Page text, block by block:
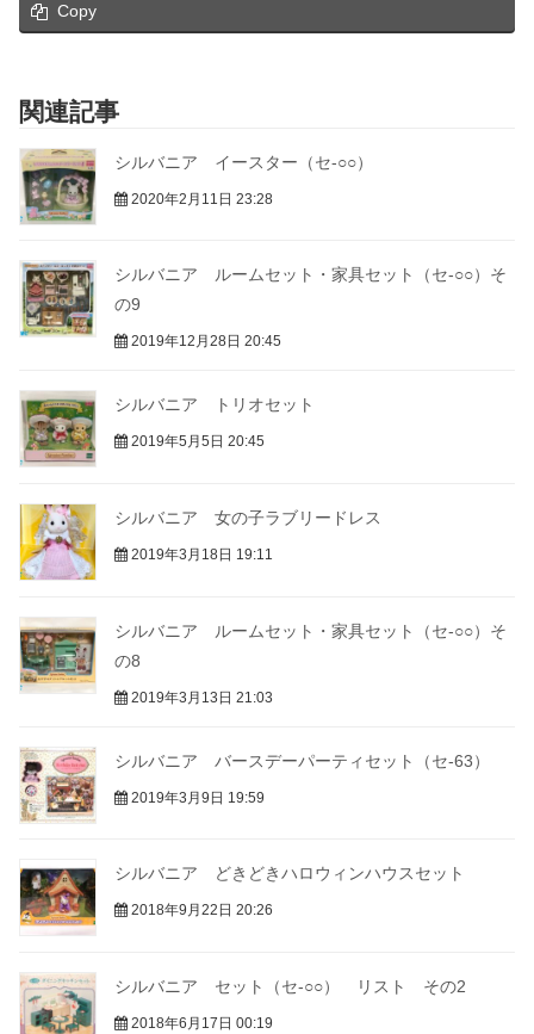
Copy
関連記事
シルバニア イースター（セ-○○）
2020年2月11日 23:28
シルバニア ルームセット・家具セット（セ-○○）そ
の9
2019年12月28日 20:45
シルバニア トリオセット
2019年5月5日 20:45
シルバニア 女の子ラブリードレス
2019年3月18日 19:11
シルバニア ルームセット・家具セット（セ-○○）そ
の8
2019年3月13日 21:03
シルバニア バースデーパーティセット（セ-63）
2019年3月9日 19:59
シルバニア どきどきハロウィンハウスセット
2018年9月22日 20:26
シルバニア セット（セ-○○） リスト その2
2018年6月17日 00:19